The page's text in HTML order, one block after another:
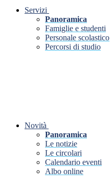
Servizi
Panoramica
Famiglie e studenti
Personale scolastico
Percorsi di studio
Novità
Panoramica
Le notizie
Le circolari
Calendario eventi
Albo online